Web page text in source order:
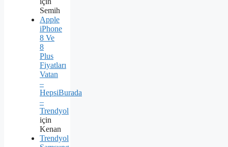
Semih
Apple
iPhone
8 Ve
8
Plus
Fiyatları
Vatan
–
HepsiBurada
–
Trendyol
için
Kenan
Trendyol